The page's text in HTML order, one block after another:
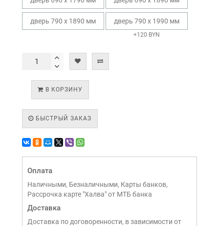
дверь 790 х 1890 мм дверь 790 х 1990 мм
+120 BYN
В КОРЗИНУ
БЫСТРЫЙ ЗАКАЗ
Оплата
Наличными, Безналичными, Карты банков,
Рассрочка карте "Халва" от МТБ банка
Доставка
Доставка по договоренности, в зависимости от